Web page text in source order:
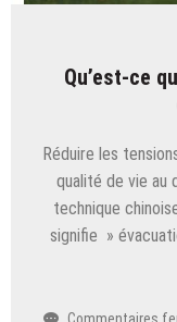
Qu’est-ce
Réduire les
qualité de vie au
technique
signifie »